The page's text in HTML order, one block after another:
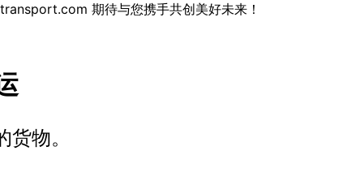
期待与您携手共创美好未来！
物。